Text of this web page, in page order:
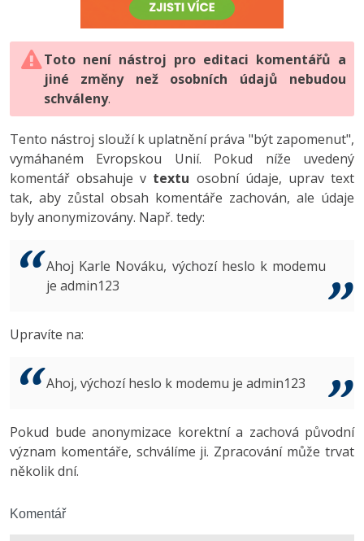
HTML5, CSS3, Bootstrap, SEO
SQL a databáze
Testování a verzování
UML a návrhové vzory
React
Spring
ASP.NET MVC
Best practices
PHP
JavaScript
Python
HTML / CSS
UML a návrhové vzory
MySQL/MariaDB
MS-SQL
Vývojář mobilních aplikací
C# Game developer
Tester
Systémový administrátor
3D grafik
Copywriter
WordPress specialista
-80%
JavaScript -80%
PHP -80%
Swift -80%
Kotlin -80%
VB.NET
Algoritmy -41%
Umělá inteligence (AI) -10%
Digitální gramotnost
Marketing
WordPress
SEO
UX
Business
Copywriting
Windows
Photoshop -80%
Adobe Illustrator -80%
Adobe Lightroom
Adobe XD
Adobe InDesign -25%
Adobe After Effects
Inkscape
Fórum
Toto není nástroj pro editaci komentářů a
jiné změny než osobních údajů nebudou
schváleny.
Tento nástroj slouží k uplatnění práva "být zapomenut",
vymáhaném Evropskou Unií. Pokud níže uvedený
komentář obsahuje v textu osobní údaje, uprav text
tak, aby zůstal obsah komentáře zachován, ale údaje
byly anonymizovány. Např. tedy:
Ahoj Karle Nováku, výchozí heslo k modemu
je admin123
Upravíte na:
Ahoj, výchozí heslo k modemu je admin123
Pokud bude anonymizace korektní a zachová původní
význam komentáře, schválíme ji. Zpracování může trvat
několik dní.
Komentář